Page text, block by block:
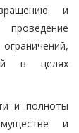
и
в целях
и полноты
и